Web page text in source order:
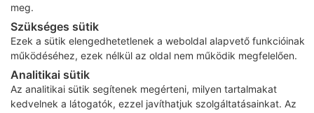
meg.
Szükséges sütik
Ezek a sütik elengedhetetlenek a weboldal alapvető funkcióinak
működéséhez, ezek nélkül az oldal nem működik megfelelően.
Analitikai sütik
Az analitikai sütik segítenek megérteni, milyen tartalmakat
kedvelnek a látogatók, ezzel javíthatjuk szolgáltatásainkat. Az
Karrier
Az oldalon feltüntetett árak az ÁFÁ-t tartalmazzák!
A képek a Shutterstock.com és a Canva.com
licence alapján
kerültek felhasználásra.